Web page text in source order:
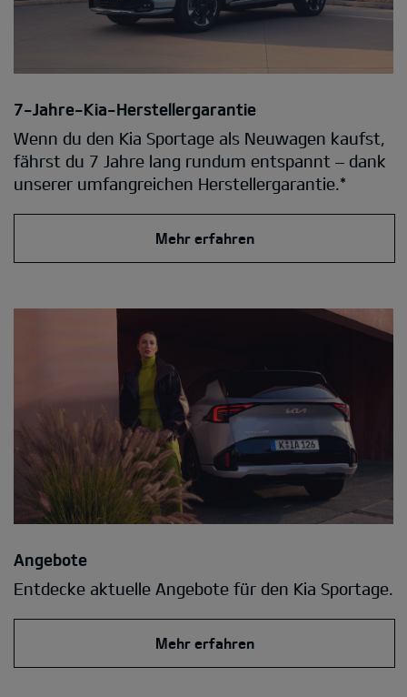
7-Jahre-Kia-Herstellergarantie
Wenn du den Kia Sportage als Neuwagen kaufst,
fährst du 7 Jahre lang rundum entspannt – dank
unserer umfangreichen Herstellergarantie.*
Mehr erfahren
Angebote
Entdecke aktuelle Angebote für den Kia Sportage.
Mehr erfahren